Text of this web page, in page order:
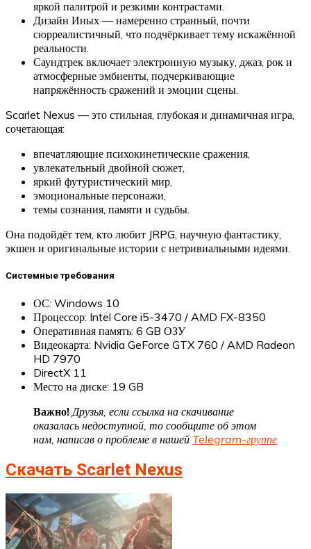
яркой палитрой и резкими контрастами.
Дизайн Иных — намеренно странный, почти
сюрреалистичный, что подчёркивает тему искажённой
реальности.
Саундтрек включает электронную музыку, джаз, рок и
атмосферные эмбиенты, подчеркивающие
напряжённость сражений и эмоции сцены.
Scarlet Nexus — это стильная, глубокая и динамичная игра,
сочетающая:
впечатляющие психокинетические сражения,
увлекательный двойной сюжет,
яркий футуристический мир,
эмоциональные персонажи,
темы сознания, памяти и судьбы.
Она подойдёт тем, кто любит JRPG, научную фантастику,
экшен и оригинальные истории с нетривиальными идеями.
Системные требования
ОС: Windows 10
Процессор: Intel Core i5-3470 / AMD FX-8350
Оперативная память: 6 GB ОЗУ
Видеокарта: Nvidia GeForce GTX 760 / AMD Radeon
HD 7970
DirectX 11
Место на диске: 19 GB
Важно!Друзья, если ссылка на скачивание
оказалась недоступной, то сообщите об этом
нам, написав о проблеме в нашей Telegram-группе
Скачать Scarlet Nexus